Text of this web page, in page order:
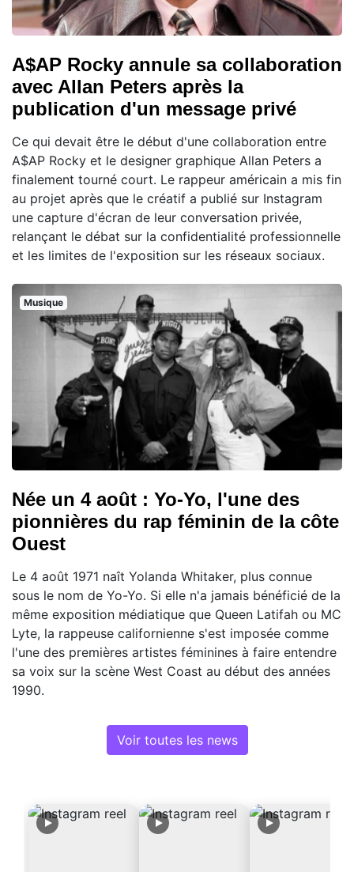
A$AP Rocky annule sa collaboration
avec Allan Peters après la
publication d'un message privé
Ce qui devait être le début d'une collaboration entre
A$AP Rocky et le designer graphique Allan Peters a
finalement tourné court. Le rappeur américain a mis fin
au projet après que le créatif a publié sur Instagram
une capture d'écran de leur conversation privée,
relançant le débat sur la confidentialité professionnelle
et les limites de l'exposition sur les réseaux sociaux.
Musique
Née un 4 août : Yo-Yo, l'une des
pionnières du rap féminin de la côte
Ouest
Le 4 août 1971 naît Yolanda Whitaker, plus connue
sous le nom de Yo-Yo. Si elle n'a jamais bénéficié de la
même exposition médiatique que Queen Latifah ou MC
Lyte, la rappeuse californienne s'est imposée comme
l'une des premières artistes féminines à faire entendre
sa voix sur la scène West Coast au début des années
1990.
Voir toutes les news